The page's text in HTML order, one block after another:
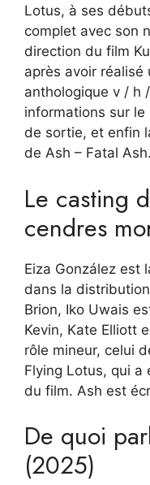
Lotus, à ses
complet avec son
direction du film
après avoir
anthologique v / h
informations sur
de sortie, et enfin
de Ash – Fatal Ash.
Le casting
cendres
Eiza González est
dans la
Brion, Iko Uwais
Kevin, Kate Elliott
rôle mineur, celui
Flying Lotus, qui a
du film. Ash est
De quoi
(2025)